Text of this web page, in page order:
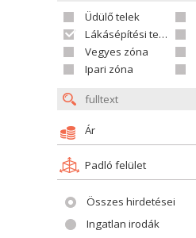
Üdülő telek
Lákásépítési telek
Vegyes zóna
Ipari zóna
Ár
Padló felület
Összes hirdetései
Ingatlan irodák